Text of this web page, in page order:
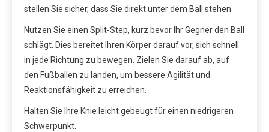
stellen Sie sicher, dass Sie direkt unter dem Ball stehen.
Nutzen Sie einen Split-Step, kurz bevor Ihr Gegner den Ball
schlägt. Dies bereitet Ihren Körper darauf vor, sich schnell
in jede Richtung zu bewegen. Zielen Sie darauf ab, auf
den Fußballen zu landen, um bessere Agilität und
Reaktionsfähigkeit zu erreichen.
Halten Sie Ihre Knie leicht gebeugt für einen niedrigeren
Schwerpunkt.